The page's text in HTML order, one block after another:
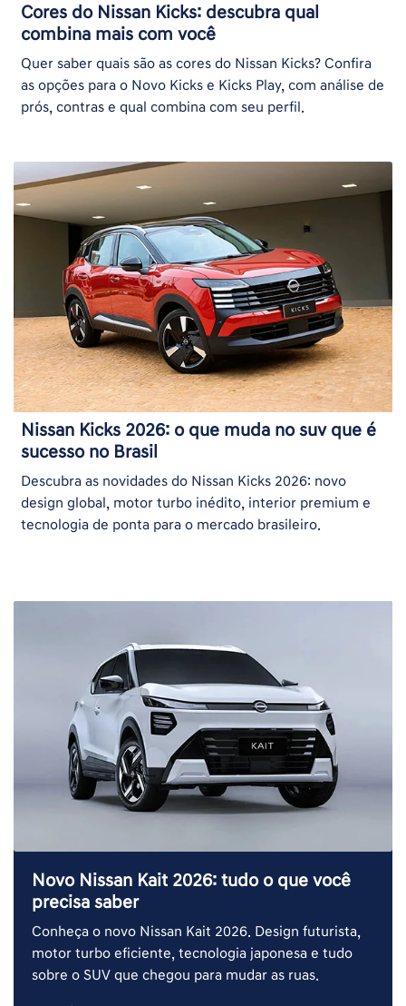
Cores do Nissan Kicks: descubra qual
combina mais com você
Quer saber quais são as cores do Nissan Kicks? Confira
as opções para o Novo Kicks e Kicks Play, com análise de
prós, contras e qual combina com seu perfil.
Nissan Kicks 2026: o que muda no suv que é
sucesso no Brasil
Descubra as novidades do Nissan Kicks 2026: novo
design global, motor turbo inédito, interior premium e
tecnologia de ponta para o mercado brasileiro.
Novo Nissan Kait 2026: tudo o que você
precisa saber
Conheça o novo Nissan Kait 2026. Design futurista,
motor turbo eficiente, tecnologia japonesa e tudo
sobre o SUV que chegou para mudar as ruas.